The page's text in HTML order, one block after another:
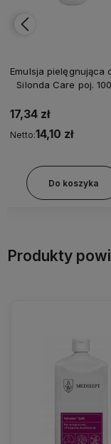
Emulsja pielęgnująca
Silonda Care poj.
40,45 zł
Netto:32,89 zł
Do koszyka
Produkty